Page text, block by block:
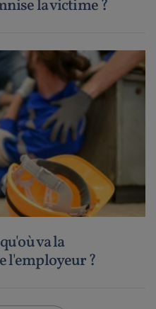
la victime ?
va la
l'employeur ?